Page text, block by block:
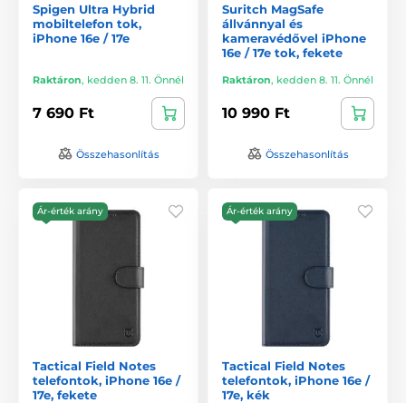
Spigen Ultra Hybrid
mobiltelefon tok,
iPhone 16e / 17e
Raktáron, kedden 8. 11. Önnél
7 690 Ft
Összehasonlítás
Suritch MagSafe
állvánnyal és
kameravédővel iPhone
16e / 17e tok, fekete
Raktáron, kedden 8. 11. Önnél
10 990 Ft
Összehasonlítás
Ár-érték arány
Tactical Field Notes
telefontok, iPhone 16e /
17e, fekete
Ár-érték arány
Tactical Field Notes
telefontok, iPhone 16e /
17e, kék